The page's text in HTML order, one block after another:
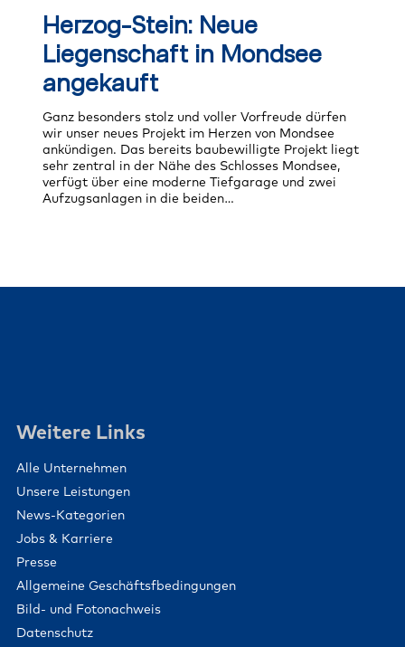
Liegenschaft
Mondsee
angekauft
Herzog-Stein: Neue
Liegenschaft in Mondsee
angekauft
Ganz besonders stolz und voller Vorfreude dürfen
wir unser neues Projekt im Herzen von Mondsee
ankündigen. Das bereits baubewilligte Projekt liegt
sehr zentral in der Nähe des Schlosses Mondsee,
verfügt über eine moderne Tiefgarage und zwei
Aufzugsanlagen in die beiden…
Weitere Links
Alle Unternehmen
Unsere Leistungen
News-Kategorien
Jobs & Karriere
Presse
Allgemeine Geschäftsfbedingungen
Bild- und Fotonachweis
Datenschutz